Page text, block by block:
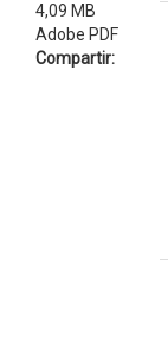
4,09 MB
Adobe PDF
Compartir: